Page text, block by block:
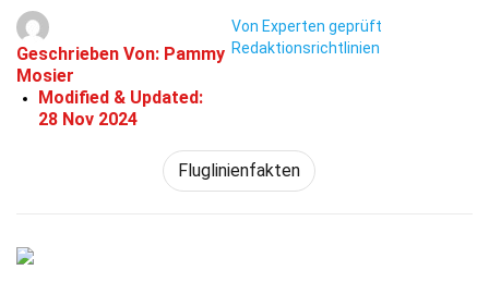
Geschrieben Von: Pammy
Mosier
Modified & Updated:
28 Nov 2024
Von Experten geprüft
Redaktionsrichtlinien
Fluglinienfakten